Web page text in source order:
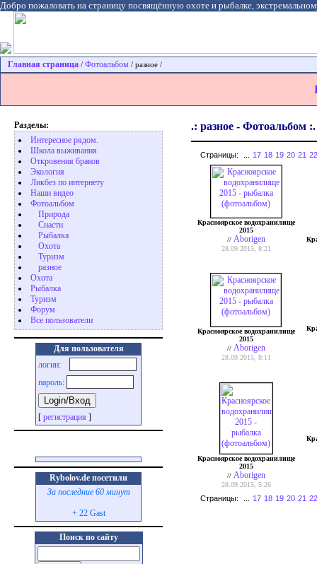
Добро пожаловать на страницу посвящённую охоте и рыбалке,
Главная страница / Фотоальбом / разное /
Разделы:
Интересное рядом.
Школа выживания
Откровения браков
Экология
Ликбез по интернету
Наши видео
Фотоальбом
Природа
Cнасти
Рыбалка
Охота
Туризм
разное
Охота
Pыбалка
Туризм
Форум
Все пользователи
Для пользователя
логин:
пароль:
[ регистрация ]
Rybolov.de посетили
За последние 60 минут
+ 22 Gast
Поиск по сайту
.: разное - Фотоальбом :.
Страницы: 17 18 19 20 21 22
Красноярское водохранилище
2015
// Aborigen
28.09.2015, 8:21
Красноярское водохранилище
2015
// Aborigen
28.09.2015, 8:11
Красноярское водохранилище
2015
// Aborigen
28.09.2015, 5:26
Страницы: 17 18 19 20 21 22